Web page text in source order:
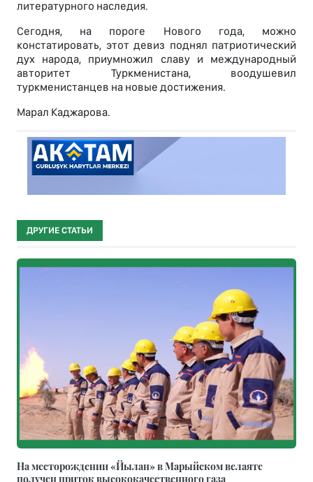
литературного наследия.
Сегодня, на пороге Нового года, можно
констатировать, этот девиз поднял патриотический
дух народа, приумножил славу и международный
авторитет Туркменистана, воодушевил
туркменистанцев на новые достижения.
Марал Каджарова.
ДРУГИЕ СТАТЬИ
На месторождении «Йылан» в Марыйском велаяте
получен приток высококачественного газа